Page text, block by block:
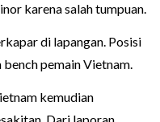
karena salah tumpuan.
di lapangan. Posisi
pemain Vietnam.
kemudian